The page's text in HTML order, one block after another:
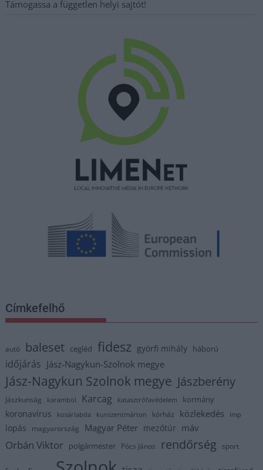
Támogassa a független helyi sajtót!
Címkefelhő
autó baleset cegléd fidesz györfi mihály háború
időjárás Jász-Nagykun-Szolnok megye
Jász-Nagykun Szolnok megye Jászberény
Jászkunság karambol Karcag katasztrófavédelem kormány
koronavírus kosárlabda kunszentmárton kórház közlekedés lmp
lopás magyarország Magyar Péter mezőtúr máv
Orbán Viktor polgármester Pócs János rendőrség sport